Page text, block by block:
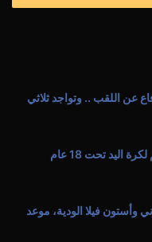
عن اللقب .. وتواجد ثلاثي
نتيجة مباراة مصر والصين فى كأس العالم لكرة اليد تحت 18 عام
وأستون فيلا الودية، موعد